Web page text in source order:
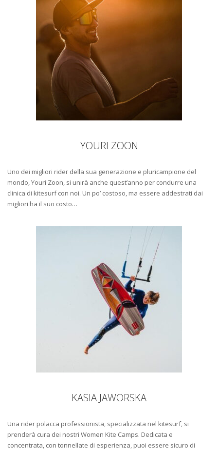
YOURI ZOON
Uno dei migliori rider della sua generazione e pluricampione del
mondo, Youri Zoon, si unirà anche quest’anno per condurre una
clinica di kitesurf con noi. Un po’ costoso, ma essere addestrati dai
migliori ha il suo costo…
KASIA JAWORSKA
Una rider polacca professionista, specializzata nel kitesurf, si
prenderà cura dei nostri Women Kite Camps. Dedicata e
concentrata, con tonnellate di esperienza, puoi essere sicuro di